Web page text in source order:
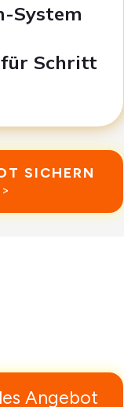
System
Schritt
SICHERN
Angebot